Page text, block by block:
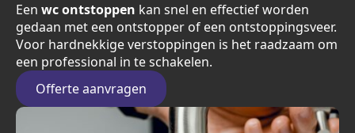
Een wc ontstoppen kan snel en effectief worden
gedaan met een ontstopper of een ontstoppingsveer.
Voor hardnekkige verstoppingen is het raadzaam om
een professional in te schakelen.
Offerte aanvragen